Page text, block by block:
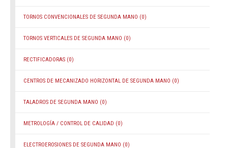
TORNOS CONVENCIONALES DE SEGUNDA MANO (0)
TORNOS VERTICALES DE SEGUNDA MANO (0)
RECTIFICADORAS (0)
CENTROS DE MECANIZADO HORIZONTAL DE SEGUNDA MANO (0)
TALADROS DE SEGUNDA MANO (0)
METROLOGÍA / CONTROL DE CALIDAD (0)
ELECTROEROSIONES DE SEGUNDA MANO (0)